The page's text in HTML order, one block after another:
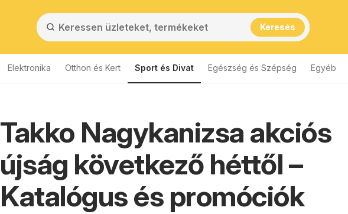
Keresés
Elektronika Otthon és Kert Sport és Divat Egészség és Szépség Egyéb
Takko Nagykanizsa akciós
újság következő héttől –
Katalógus és promóciók